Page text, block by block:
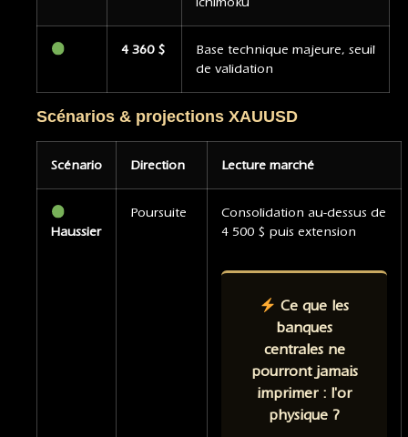
4 360 $
Base technique majeure, seuil
de validation
Scénarios & projections XAUUSD
Scénario Direction Lecture marché
Haussier
Poursuite
Consolidation au-dessus de
4 500 $ puis extension
Ce que les
banques
centrales ne
pourront jamais
imprimer : l'or
physique ?